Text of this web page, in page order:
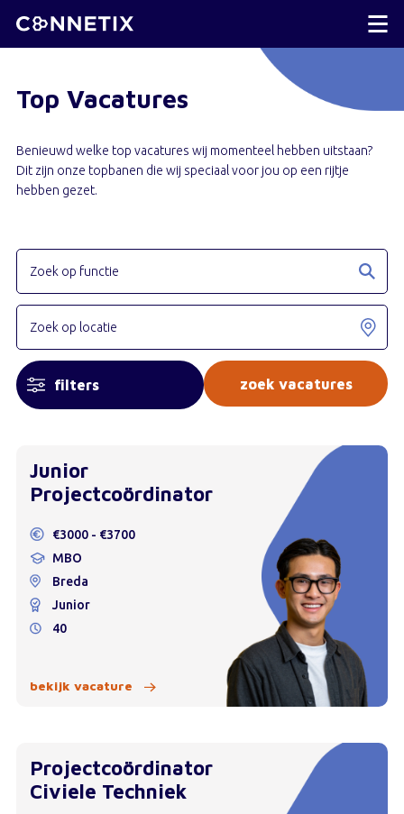
Top Vacatures
Benieuwd welke top vacatures wij momenteel hebben uitstaan?
Dit zijn onze topbanen die wij speciaal voor jou op een rijtje
hebben gezet.
filters
Junior
Projectcoördinator
€3000 - €3700
MBO
Breda
Junior
40
bekijk vacature
Projectcoördinator
Civiele Techniek